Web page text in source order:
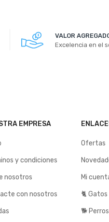
VALOR
Excelencia en el
EMPRESA
y condiciones
nosotros
con nosotros
Ofertas
Mi
🐈 Gatos
🐕 Perros